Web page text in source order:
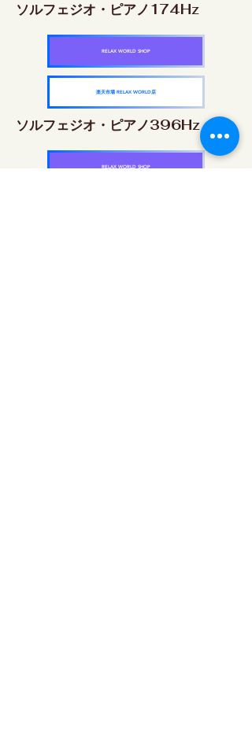
ソルフェジオ・ピアノ174Hz
RELAX WORLD SHOP
楽天市場 RELAX WORLD店
ソルフェジオ・ピアノ396Hz
RELAX WORLD SHOP